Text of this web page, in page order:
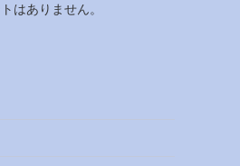
はありません。